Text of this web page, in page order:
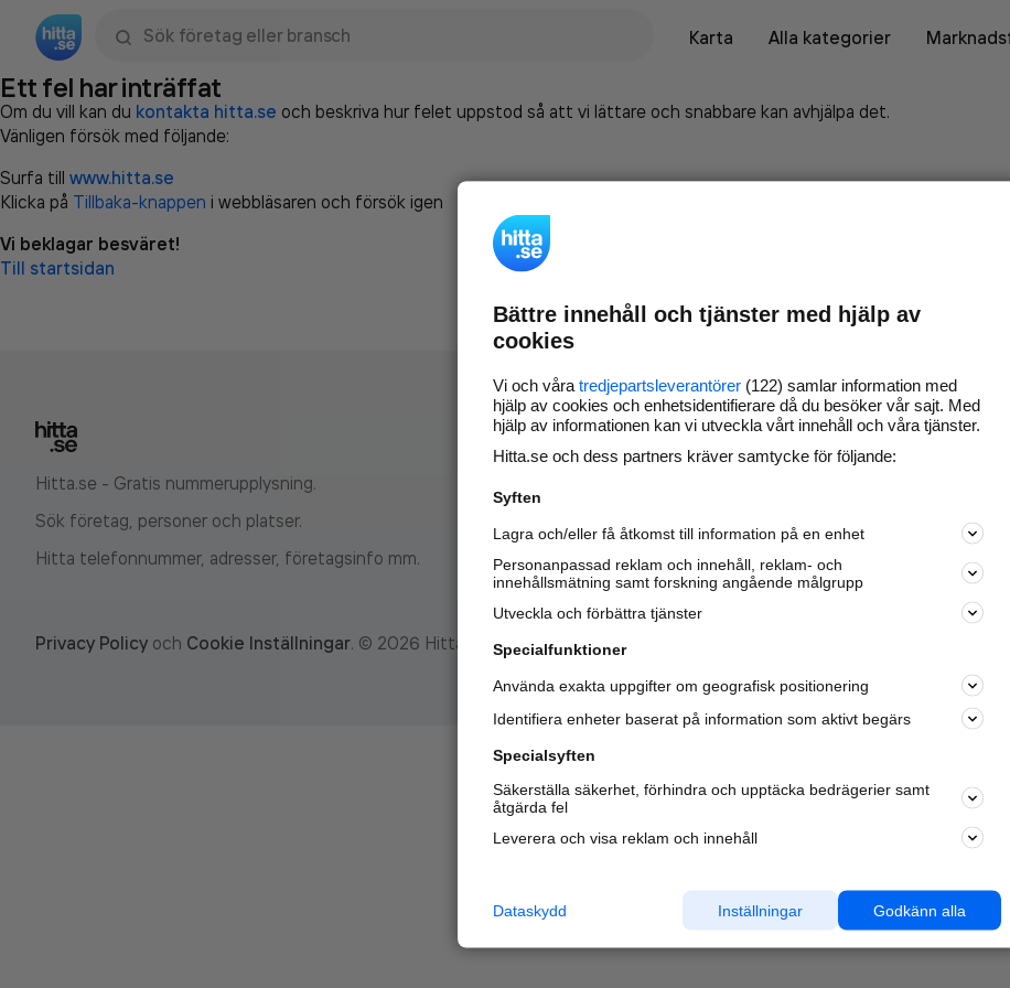
Karta
Alla kategorier
Ett fel har inträffat
Om du vill kan du kontakta hitta.se och beskriva hur felet uppstod så att vi lättare och snabbare kan avhjälpa det.
Vänligen försök med följande:
Surfa till www.hitta.se
Klicka på Tillbaka-knappen i webbläsaren och försök igen
Vi beklagar besväret!
Till startsidan
Hitta.se - Gratis nummerupplysning.
Sök företag, personer och platser.
Hitta telefonnummer, adresser, företagsinfo mm.
Marknadsför företaget på
nya kunder och
samarbetspartners nära dig.
Läs mer här
Privacy Policy och Cookie Inställningar. © 2026 Hitta.se
Bättre innehåll och tjänster med hjälp av
cookies
Vi och våra tredjepartsleverantörer (122) samlar information med
hjälp av cookies och enhetsidentifierare då du besöker vår sajt. Med
hjälp av informationen kan vi utveckla vårt innehåll och våra tjänster.
Hitta.se och dess partners kräver samtycke för följande:
Syften
Lagra och/eller få åtkomst till information på en enhet
Personanpassad reklam och innehåll, reklam- och
innehållsmätning samt forskning angående målgrupp
Utveckla och förbättra tjänster
Specialfunktioner
Använda exakta uppgifter om geografisk positionering
Identifiera enheter baserat på information som aktivt begärs
Specialsyften
Säkerställa säkerhet, förhindra och upptäcka bedrägerier samt
åtgärda fel
Leverera och visa reklam och innehåll
Godkänn alla
Inställningar
Dataskydd